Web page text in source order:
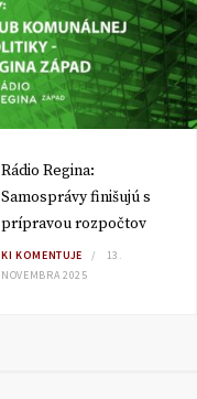
Rádio Regina:
Samosprávy finišujú s
prípravou rozpočtov
KI KOMENTUJE
13.
NOVEMBRA 2025